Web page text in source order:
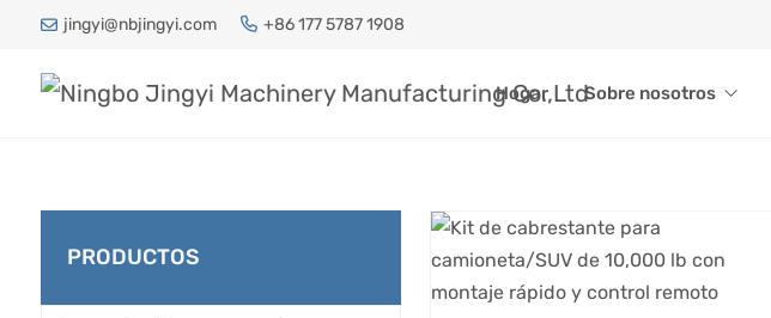
jingyi@nbjingyi.com +86 177 5787 1908
Hogar Sobre nosotros
PRODUCTOS